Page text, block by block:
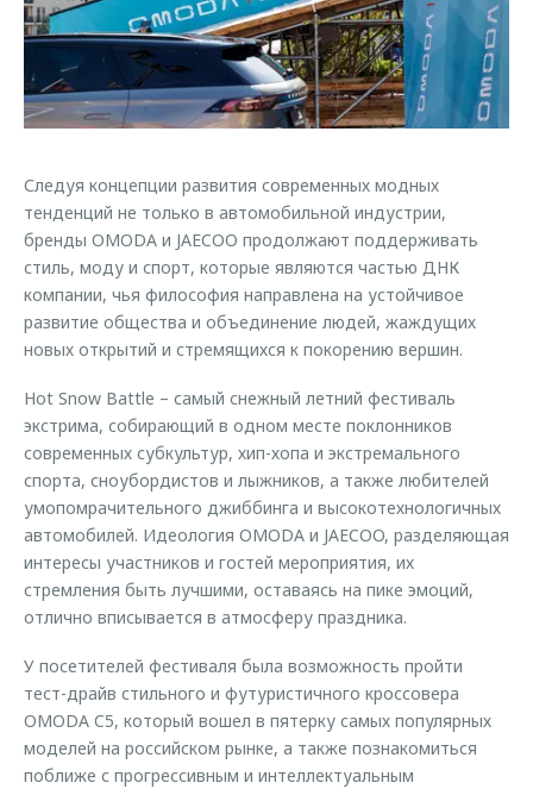
Страхование
Кредитный калькулятор
Аксессуары
Оригинальные аксессуары
Запчасти
Трейд-ин
Калькулятор трейд-ин
Руководства по эксплуатации
Клиентская поддержка
O&J Автоклуб
Приложение O&J
Аксессуары
Одежда и сувениры
Оригинальные аксессуары
Запчасти
Обратная связь
Следуя концепции развития современных модных
тенденций не только в автомобильной индустрии,
бренды OMODA и JAECOO продолжают поддерживать
стиль, моду и спорт, которые являются частью ДНК
компании, чья философия направлена на устойчивое
развитие общества и объединение людей, жаждущих
новых открытий и стремящихся к покорению вершин.
Hot Snow Battle – самый снежный летний фестиваль
экстрима, собирающий в одном месте поклонников
современных субкультур, хип-хопа и экстремального
спорта, сноубордистов и лыжников, а также любителей
умопомрачительного джиббинга и высокотехнологичных
автомобилей. Идеология OMODA и JAECOO, разделяющая
интересы участников и гостей мероприятия, их
стремления быть лучшими, оставаясь на пике эмоций,
отлично вписывается в атмосферу праздника.
У посетителей фестиваля была возможность пройти
тест-драйв стильного и футуристичного кроссовера
OMODA C5, который вошел в пятерку самых популярных
моделей на российском рынке, а также познакомиться
поближе с прогрессивным и интеллектуальным